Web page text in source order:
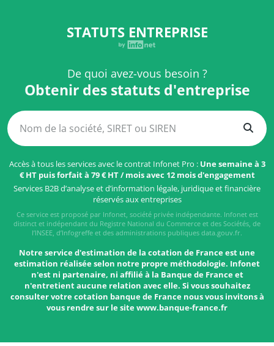
STATUTS ENTREPRISE
De quoi avez-vous besoin ?
Obtenir des statuts d'entreprise
Accès à tous les services avec le contrat Infonet Pro : Une semaine à 3
€ HT puis forfait à 79 € HT / mois avec 12 mois d'engagement
Services B2B d’analyse et d’information légale, juridique et financière
réservés aux entreprises
Ce service est proposé par Infonet, société privée indépendante. Infonet est
distinct et indépendant du Registre National du Commerce et des Sociétés, de
l’INSEE, d’Infogreffe et des administrations publiques data.gouv.fr.
Notre service d'estimation de la cotation de France est une
estimation réalisée selon notre propre méthodologie. Infonet
n'est ni partenaire, ni affilié à la Banque de France et
n'entretient aucune relation avec elle. Si vous souhaitez
consulter votre cotation banque de France nous vous invitons à
vous rendre sur le site www.banque-france.fr